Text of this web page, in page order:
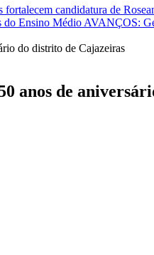
candidatura de
do Ensino Médio AVANÇOS:
do distrito de Cajazeiras
anos de